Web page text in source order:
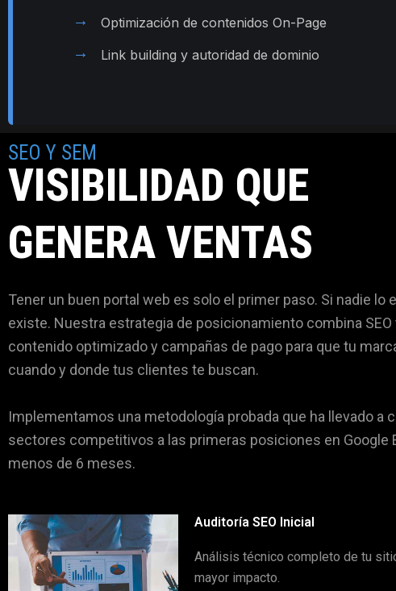
→ Optimización de contenidos On-Page
→ Link building y autoridad de dominio
SEO Y SEM
VISIBILIDAD QUE
GENERA VENTAS
Tener un buen portal web es solo el primer paso. Si nadie lo
existe. Nuestra estrategia de posicionamiento combina
contenido optimizado y campañas de pago para que tu
cuando y donde tus clientes te buscan.
Implementamos una metodología probada que ha llevado a
sectores competitivos a las primeras posiciones en Google
menos de 6 meses.
Auditoría SEO Inicial
Análisis técnico completo de tu
mayor impacto.